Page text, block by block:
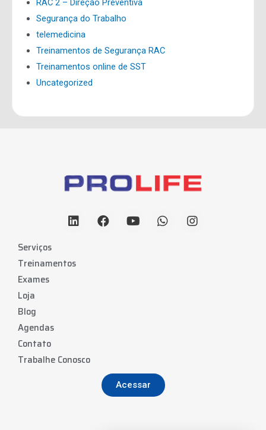
RAC 2 – Direção Preventiva
Segurança do Trabalho
telemedicina
Treinamentos de Segurança RAC
Treinamentos online de SST
Uncategorized
Serviços
Treinamentos
Exames
Loja
Blog
Agendas
Contato
Trabalhe Conosco
Acessar